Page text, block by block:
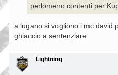
perlomeno contenti per
a lugano si vogliono i mc david
ghiaccio a sentenziare
Lightning